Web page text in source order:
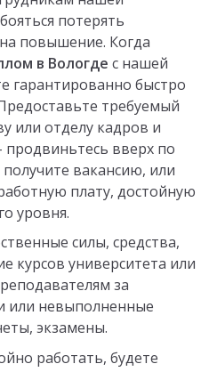
потерять
повышение. Когда
в Вологде с нашей
быстро
требуемый
или отделу кадров и
продвиньтесь вверх по
вакансию, или
плату, достойную
уровня.
силы, средства,
курсов университета или
за
или невыполненные
экзамены.
работать, будете